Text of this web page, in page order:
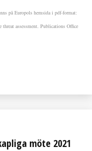
på Europols hemsida i pdf-format:
assessment. Publications Office
möte 2021